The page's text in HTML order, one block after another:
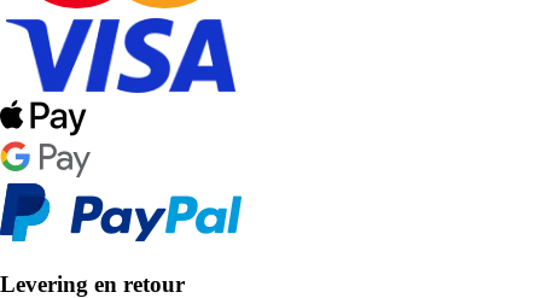
Levering en retour